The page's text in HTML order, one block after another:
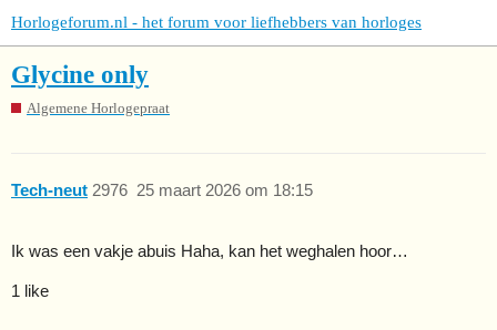
Horlogeforum.nl - het forum voor liefhebbers van horloges
Glycine only
Algemene Horlogepraat
Tech-neut 25 maart 2026 om 18:15
2976
Ik was een vakje abuis Haha, kan het weghalen hoor…
1 like